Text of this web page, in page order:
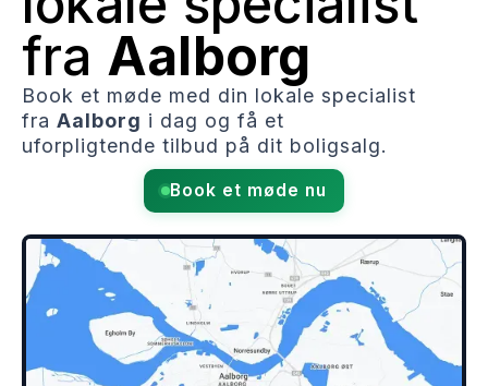
fra Aalborg
Book et møde med din lokale specialist
fra Aalborg i dag og få et
uforpligtende tilbud på dit boligsalg.
Book et møde nu